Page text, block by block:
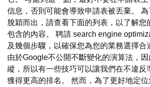
信息，否則可能會導致申請表被丟棄。
脫穎而出，請查看下面的列表，以了解您
包含的內容。 聘請 search engine
及幾個步驟，以確保您為您的業務選擇合
由於Google不公開不斷變化的演算法，
縱，所以有一些技巧可以讓我們在不違反
獲得更高的排名。 然而，為了更好地定